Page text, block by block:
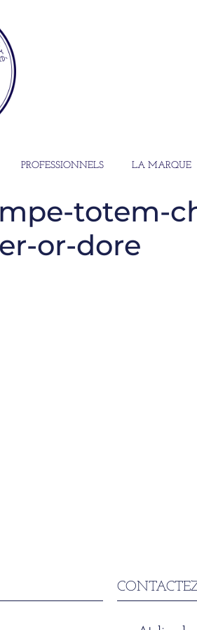
PROFESSIONNELS LA MARQUE
totem-
or-dore